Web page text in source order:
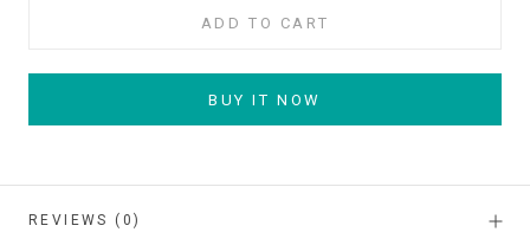
ADD TO CART
BUY IT NOW
REVIEWS (0)